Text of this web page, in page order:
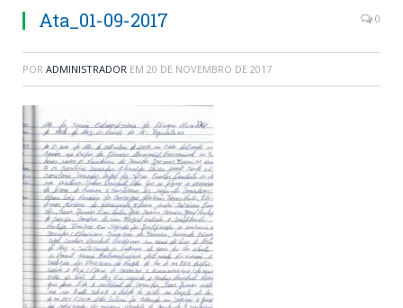
Ata_01-09-2017 0
POR ADMINISTRADOR EM 20 DE NOVEMBRO DE 2017